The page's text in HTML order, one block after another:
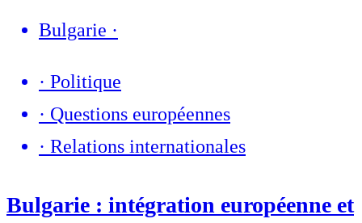
Bulgarie ·
· Politique
· Questions européennes
· Relations internationales
Bulgarie : intégration européenne et